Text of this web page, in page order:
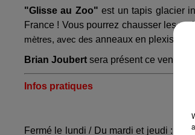
"Glisse au Zoo" est un tapis glacier
France ! Vous pourrez chausser les
mètres, avec des anneaux en plexis qui
Brian Joubert sera présent ce
Infos pratiques
Fermé le lundi / Du mardi et jeudi :